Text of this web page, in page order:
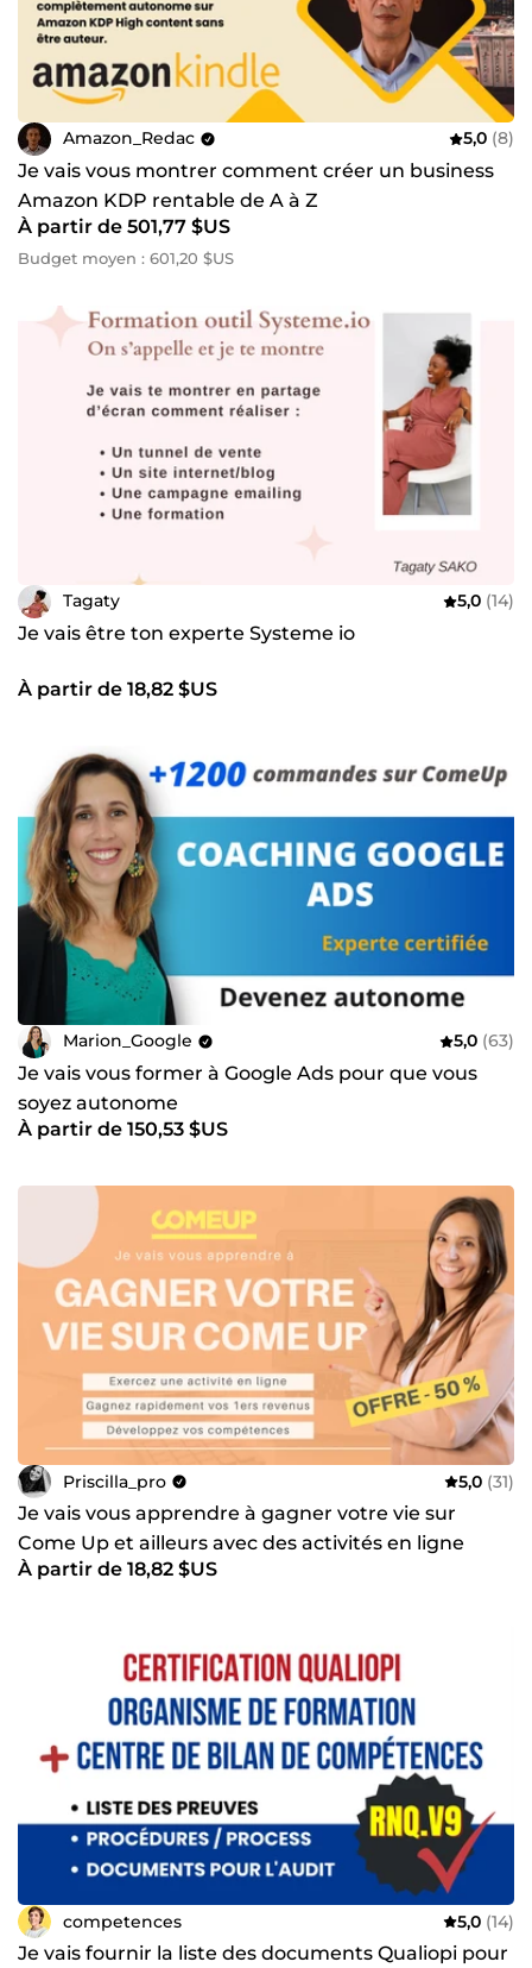
Amazon_Redac 5,0 (8)
Je vais vous montrer comment créer un business
Amazon KDP rentable de A à Z
À partir de 501,77 $US
Budget moyen : 601,20 $US
Tagaty 5,0 (14)
Je vais être ton experte Systeme io
À partir de 18,82 $US
Marion_Google 5,0 (63)
Je vais vous former à Google Ads pour que vous
soyez autonome
À partir de 150,53 $US
Priscilla_pro 5,0 (31)
Je vais vous apprendre à gagner votre vie sur
Come Up et ailleurs avec des activités en ligne
À partir de 18,82 $US
competences 5,0 (14)
Je vais fournir la liste des documents Qualiopi pour